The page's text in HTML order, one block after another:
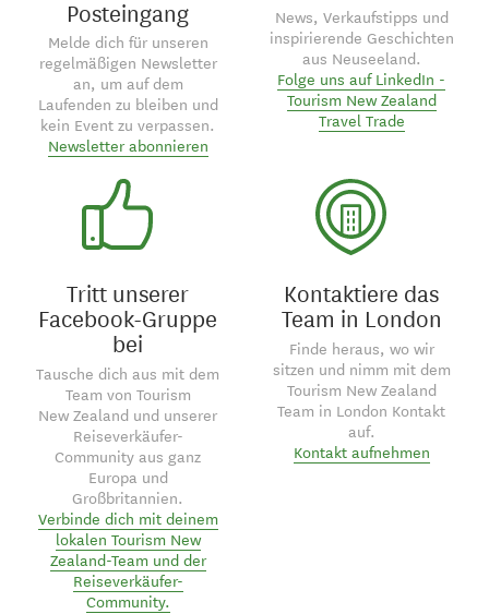
Posteingang
Melde dich für unseren
regelmäßigen Newsletter
an, um auf dem
Laufenden zu bleiben und
kein Event zu verpassen.
Newsletter abonnieren
News, Verkaufstipps und
inspirierende Geschichten
aus Neuseeland.
Folge uns auf LinkedIn -
Tourism New Zealand
Travel Trade
Tritt unserer
Facebook-Gruppe
bei
Tausche dich aus mit dem
Team von Tourism
New Zealand und unserer
Reiseverkäufer-
Community aus ganz
Europa und
Großbritannien.
Verbinde dich mit deinem
lokalen Tourism New
Zealand-Team und der
Reiseverkäufer-
Community.
Kontaktiere das
Team in London
Finde heraus, wo wir
sitzen und nimm mit dem
Tourism New Zealand
Team in London Kontakt
auf.
Kontakt aufnehmen